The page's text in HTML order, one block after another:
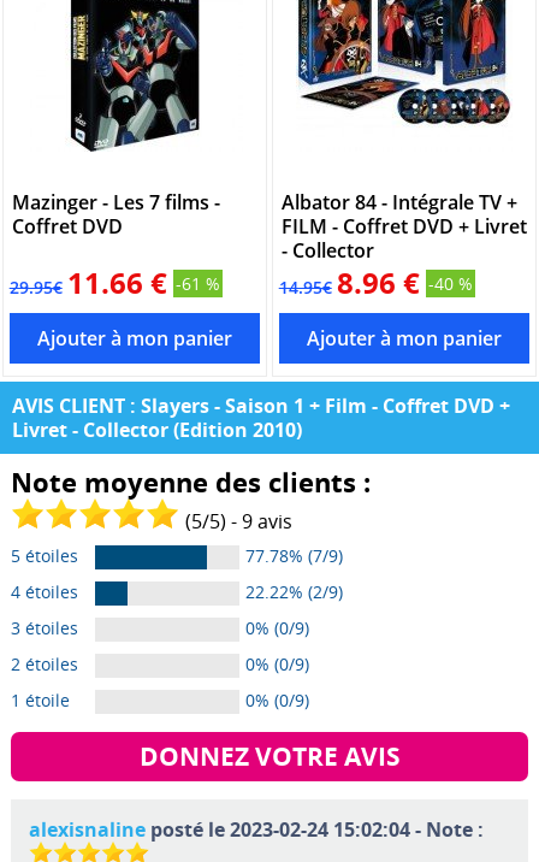
Mazinger - Les 7 films -
Coffret DVD
29.95€ 11.66 € -61 %
Albator 84 - Intégrale TV +
FILM - Coffret DVD + Livret
- Collector
14.95€ 8.96 € -40 %
AVIS CLIENT : Slayers - Saison 1 + Film - Coffret DVD +
Livret - Collector (Edition 2010)
Note moyenne des clients :
(5/5) -9avis
5 étoiles
77.78% (7/9)
4 étoiles
22.22% (2/9)
3 étoiles
0% (0/9)
2 étoiles
0% (0/9)
1 étoile
0% (0/9)
DONNEZ VOTRE AVIS
alexisnalineposté le 2023-02-24 15:02:04 - Note :